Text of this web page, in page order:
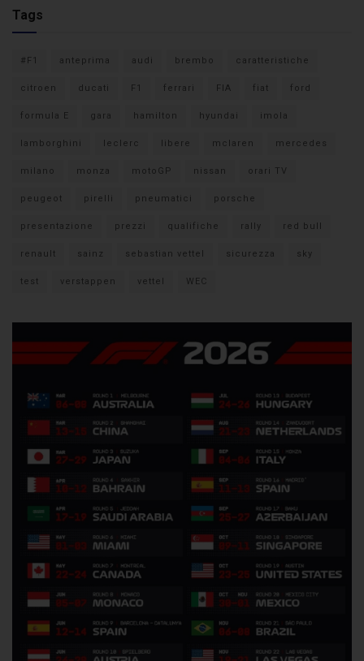
Tags
#F1 anteprima audi brembo caratteristiche
citroen ducati F1 ferrari FIA fiat ford
formula E gara hamilton hyundai imola
lamborghini leclerc libere mclaren mercedes
milano monza motoGP nissan orari TV
peugeot pirelli pneumatici porsche
presentazione prezzi qualifiche rally red bull
renault sainz sebastian vettel sicurezza sky
test verstappen vettel WEC